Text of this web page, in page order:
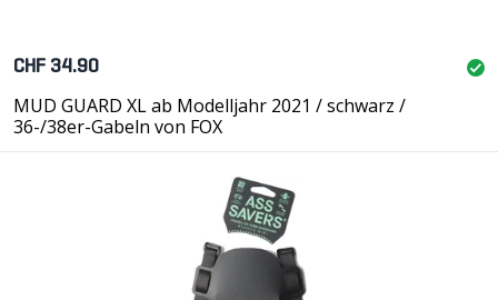
CHF 34.90
MUD GUARD XL ab Modelljahr 2021 / schwarz /
36-/38er-Gabeln von FOX